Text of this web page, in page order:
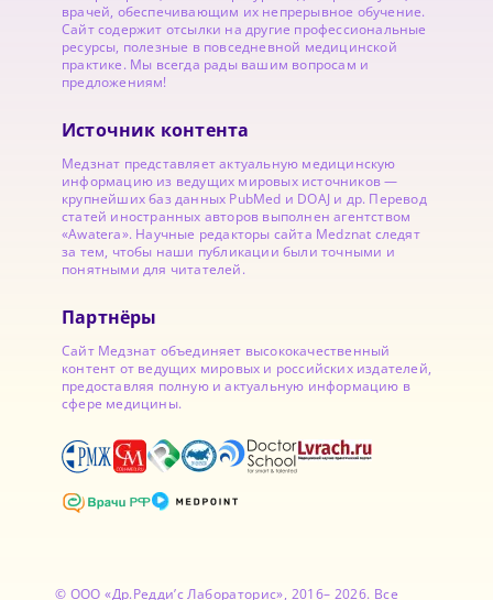
врачей, обеспечивающим их непрерывное обучение.
Сайт содержит отсылки на другие профессиональные
ресурсы, полезные в повседневной медицинской
практике. Мы всегда рады вашим вопросам и
предложениям!
Источник контента
Медзнат представляет актуальную медицинскую
информацию из ведущих мировых источников —
крупнейших баз данных PubMed и DOAJ и др. Перевод
статей иностранных авторов выполнен агентством
«Awatera». Научные редакторы сайта Medznat следят
за тем, чтобы наши публикации были точными и
понятными для читателей.
Партнёры
Сайт Медзнат объединяет высококачественный
контент от ведущих мировых и российских издателей,
предоставляя полную и актуальную информацию в
сфере медицины.
© ООО «Др.Редди’с Лабораторис», 2016– 2026. Все